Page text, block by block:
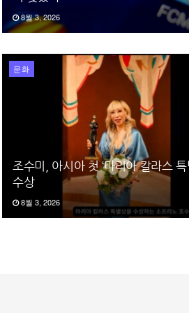
8월 3, 2026
문화
조수미, 아시아 첫 ‘마리아 칼라스 특
수상
8월 3, 2026